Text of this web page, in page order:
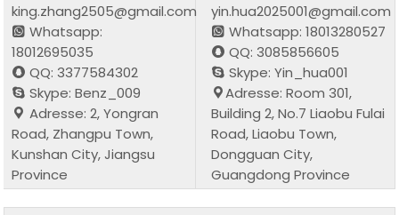
king.zhang2505@gmail.com
Whatsapp:
18012695035
QQ: 3377584302
Skype: Benz_009
Adresse: 2, Yongran
Road, Zhangpu Town,
Kunshan City, Jiangsu
Province
yin.hua2025001@gmail.com
Whatsapp: 18013280527
QQ: 3085856605
Skype: Yin_hua001
Adresse: Room 301,
Building 2, No.7 Liaobu Fulai
Road, Liaobu Town,
Dongguan City,
Guangdong Province